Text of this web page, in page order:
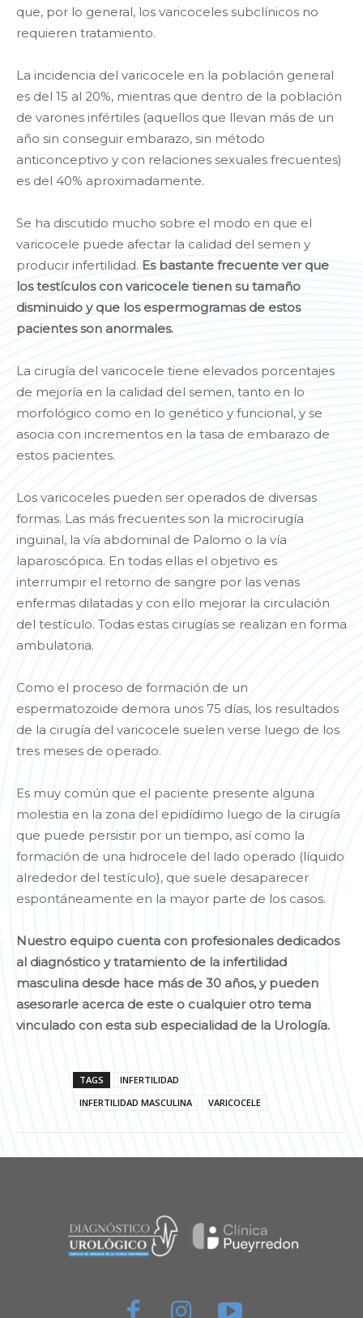
que, por lo general, los varicoceles subclínicos no
requieren tratamiento.
La incidencia del varicocele en la población general
es del 15 al 20%, mientras que dentro de la población
de varones infértiles (aquellos que llevan más de un
año sin conseguir embarazo, sin método
anticonceptivo y con relaciones sexuales frecuentes)
es del 40% aproximadamente.
Se ha discutido mucho sobre el modo en que el
varicocele puede afectar la calidad del semen y
producir infertilidad. Es bastante frecuente ver que
los testículos con varicocele tienen su tamaño
disminuido y que los espermogramas de estos
pacientes son anormales.
La cirugía del varicocele tiene elevados porcentajes
de mejoría en la calidad del semen, tanto en lo
morfológico como en lo genético y funcional, y se
asocia con incrementos en la tasa de embarazo de
estos pacientes.
Los varicoceles pueden ser operados de diversas
formas. Las más frecuentes son la microcirugía
inguinal, la vía abdominal de Palomo o la vía
laparoscópica. En todas ellas el objetivo es
interrumpir el retorno de sangre por las venas
enfermas dilatadas y con ello mejorar la circulación
del testículo. Todas estas cirugías se realizan en forma
ambulatoria.
Como el proceso de formación de un
espermatozoide demora unos 75 días, los resultados
de la cirugía del varicocele suelen verse luego de los
tres meses de operado.
Es muy común que el paciente presente alguna
molestia en la zona del epidídimo luego de la cirugía
que puede persistir por un tiempo, así como la
formación de una hidrocele del lado operado (líquido
alrededor del testículo), que suele desaparecer
espontáneamente en la mayor parte de los casos.
Nuestro equipo cuenta con profesionales dedicados
al diagnóstico y tratamiento de la infertilidad
masculina desde hace más de 30 años, y pueden
asesorarle acerca de este o cualquier otro tema
vinculado con esta sub especialidad de la Urología.
TAGS
INFERTILIDAD
INFERTILIDAD MASCULINA
VARICOCELE